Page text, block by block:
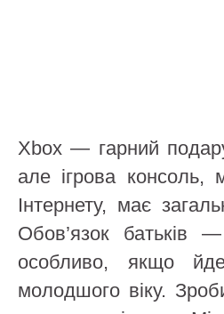
Xbox — гарний
але ігрова
Інтернету, має
Обов’язок батьків —
особливо, якщо
молодшого віку.